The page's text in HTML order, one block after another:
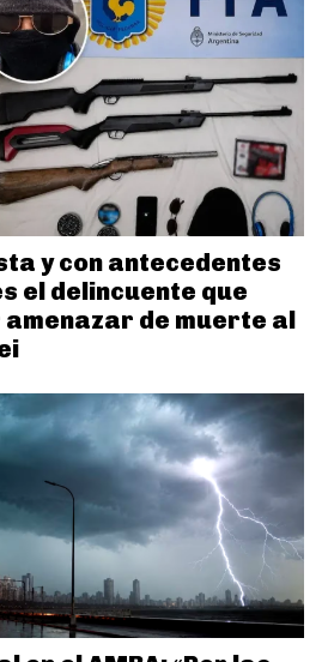
y con antecedentes
el delincuente que
de muerte al